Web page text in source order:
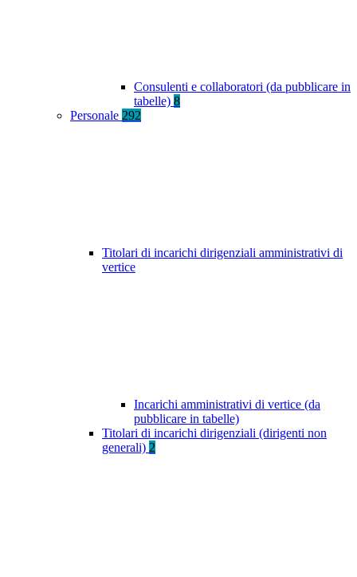
Consulenti e collaboratori (da pubblicare in
tabelle) 8
Personale 292
Titolari di incarichi dirigenziali amministrativi di
vertice
Incarichi amministrativi di vertice (da
pubblicare in tabelle)
Titolari di incarichi dirigenziali (dirigenti non
generali) 2